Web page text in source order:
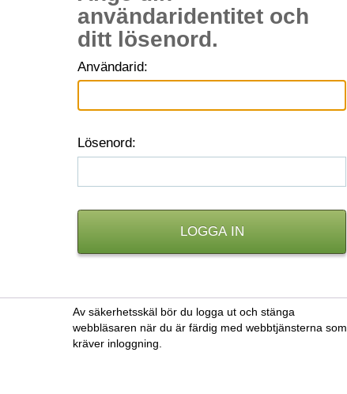
användaridentitet och
ditt lösenord.
Användarid:
Lösenord:
Av säkerhetsskäl bör du logga ut och stänga
webbläsaren när du är färdig med webbtjänsterna som
kräver inloggning.